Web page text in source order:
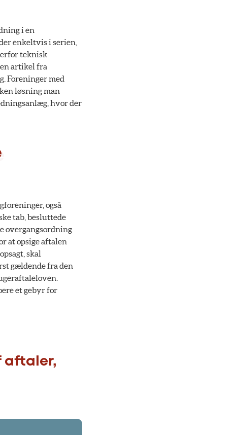
i en
enkeltvis i serien,
teknisk
artikel fra
Foreninger med
løsning man
hvor der
også
tab, besluttede
overgangsordning
at opsige aftalen
skal
gældende fra den
et gebyr for
aftaler,